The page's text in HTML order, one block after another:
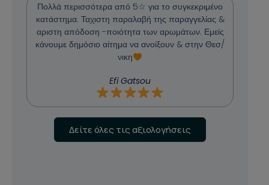
Πολλά περισσότερα από 5☆ για το συγκεκριμένο
κατάστημα. Ταχιστη παραλαβή της παραγγελίας &
αριστη απόδοση -ποιότητα των αρωμάτων. Εμείς
κάνουμε δημόσιο αίτημα να ανοίξουν & στην Θεσ/
νικη
Efi Gatsou
Δείτε όλες τις αξιολογήσεις